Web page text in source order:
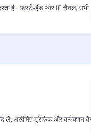
है। फ़र्स्ट-हैंड प्योर IP चैनल, सभी
लें, असीमित ट्रैफ़िक और कनेक्शन के